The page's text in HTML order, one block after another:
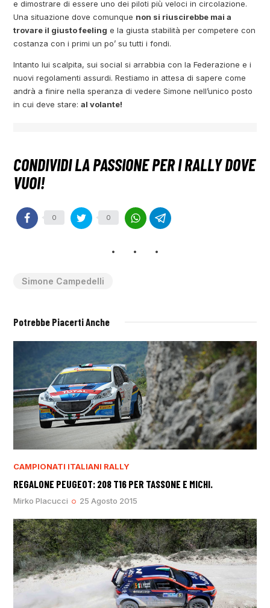
e dimostrare di essere uno dei piloti più veloci in circolazione.
Una situazione dove comunque non si riuscirebbe mai a
trovare il giusto feeling e la giusta stabilità per competere con
costanza con i primi un po’ su tutti i fondi.
Intanto lui scalpita, sui social si arrabbia con la Federazione e i
nuovi regolamenti assurdi. Restiamo in attesa di sapere come
andrà a finire nella speranza di vedere Simone nell’unico posto
in cui deve stare:al volante!
0 0
Simone Campedelli
Potrebbe Piacerti Anche
CAMPIONATI ITALIANI RALLY
REGALONE PEUGEOT: 208 T16 PER TASSONE E MICHI.
Mirko Placucci 25 Agosto 2015